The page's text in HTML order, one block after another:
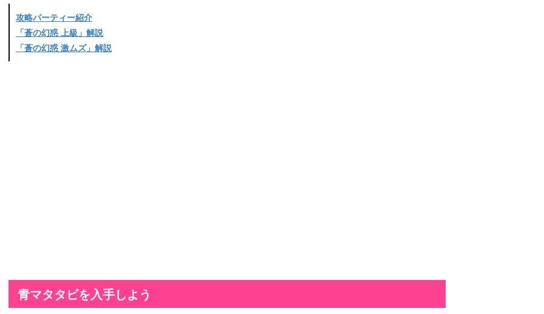
攻略パーティー紹介
「蒼の幻惑 上級」解説
「蒼の幻惑 激ムズ」解説
青マタタビを入手しよう